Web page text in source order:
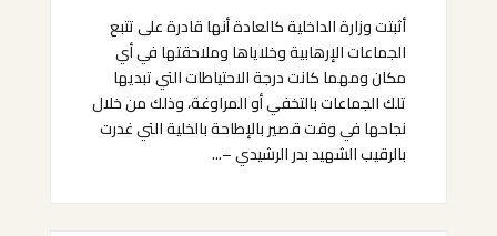
أثبتت وزارة الداخلية كالعادة أنها قادرة على تتبع
الجماعات الإرهابية وخلاياها وملاحقتها في أي
مكان ومهما كانت درجة الاحتياطات التي تبديها
تلك الجماعات بالتخفي أو المراوغة، وذلك من خلال
نجاحها في وقت قصير بالإطاحة بالخلية التي غدرت
بالرقيب الشهيد بدر الرشيدي –...